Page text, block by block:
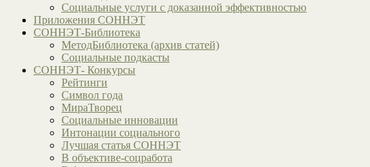
Социальные услуги с доказанной эффективностью
Приложения СОННЭТ
СОННЭТ-Библиотека
МетодБиблиотека (архив статей)
Социальные подкасты
СОННЭТ- Конкурсы
Рейтинги
Символ года
МираТворец
Социальные инновации
Интонации социального
Лучшая статья СОННЭТ
В объективе-соцработа